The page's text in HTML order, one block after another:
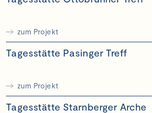
zum Projekt
Tagesstätte Pasinger Treff
zum Projekt
Tagesstätte Starnberger Arche